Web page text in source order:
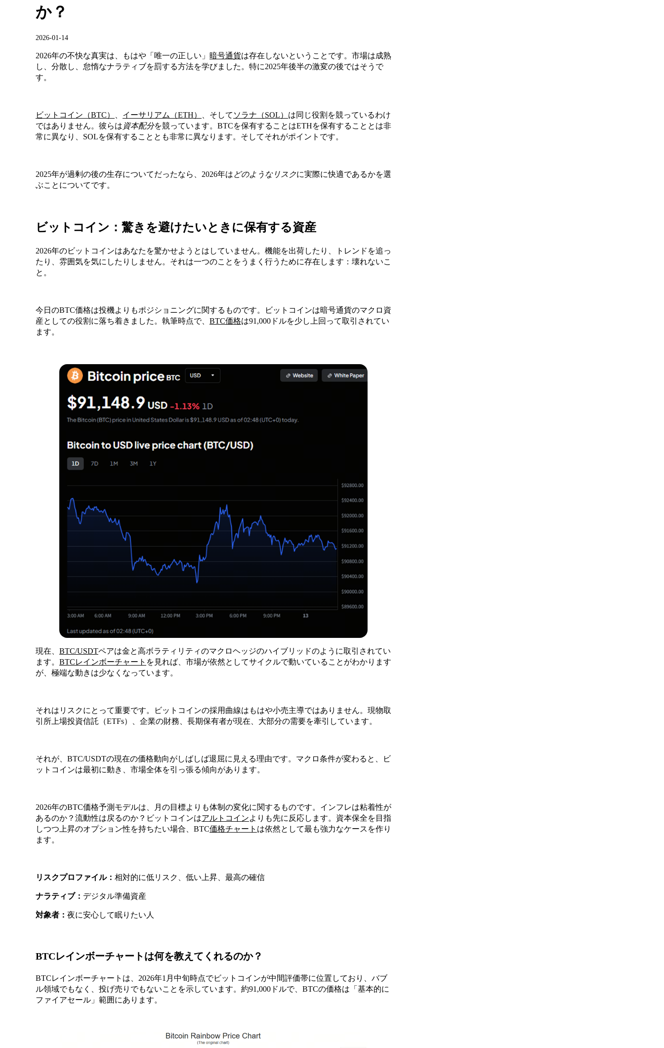
か？
2026-01-14
2026年の不快な真実は、もはや「唯一の正しい」 暗号通貨は存在しないということです。市場は成熟
し、分散し、怠惰なナラティブを罰する方法を学びました。特に2025年後半の激変の後ではそうで
す。
ビットコイン（BTC） 、 イーサリアム（ETH） 、そして ソラナ（SOL） は同じ役割を競っているわけ
ではありません。彼らは 資本配分を競っています。BTCを保有することはETHを保有することとは非
常に異なり、SOLを保有することとも非常に異なります。そしてそれがポイントです。
2025年が過剰の後の生存についてだったなら、2026年はどのようなリスクに実際に快適であるかを選
ぶことについてです。
ビットコイン：驚きを避けたいときに保有する資産
2026年のビットコインはあなたを驚かせようとはしていません。機能を出荷したり、トレンドを追っ
たり、雰囲気を気にしたりしません。それは一つのことをうまく行うために存在します：壊れないこ
と。
今日のBTC価格は投機よりもポジショニングに関するものです。ビットコインは暗号通貨のマクロ資
産としての役割に落ち着きました。執筆時点で、 BTC価格は91,000ドルを少し上回って取引されてい
ます。
現在、 BTC/USDTペアは金と高ボラティリティのマクロヘッジのハイブリッドのように取引されてい
ます。 BTCレインボーチャート を見れば、市場が依然としてサイクルで動いていることがわかります
が、極端な動きは少なくなっています。
それはリスクにとって重要です。ビットコインの採用曲線はもはや小売主導ではありません。現物取
引所上場投資信託（ETFs）、企業の財務、長期保有者が現在、大部分の需要を牽引しています。
それが、BTC/USDTの現在の価格動向がしばしば退屈に見える理由です。マクロ条件が変わると、ビ
ットコインは最初に動き、市場全体を引っ張る傾向があります。
2026年のBTC価格予測モデルは、月の目標よりも体制の変化に関するものです。インフレは粘着性が
あるのか？流動性は戻るのか？ビットコインはアルトコインよりも先に反応します。資本保全を目指
しつつ上昇のオプション性を持ちたい場合、BTC価格チャート は依然として最も強力なケースを作り
ます。
リスクプロファイル： 相対的に低リスク、低い上昇、最高の確信
ナラティブ： デジタル準備資産
対象者： 夜に安心して眠りたい人
BTCレインボーチャートは何を教えてくれるのか？
BTCレインボーチャートは、2026年1月中旬時点でビットコインが中間評価帯に位置しており、バブ
ル領域でもなく、投げ売りでもないことを示しています。約91,000ドルで、BTCの価格は「基本的に
ファイアセール」範囲にあります。